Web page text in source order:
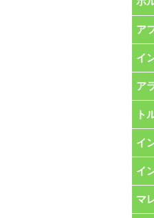
ア
イ
ア
ト
イ
イ
マ